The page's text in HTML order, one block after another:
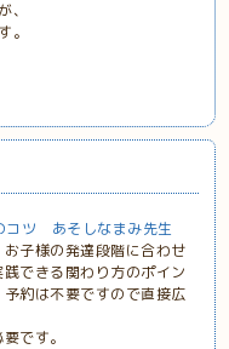
、
。
コツ あそしなまみ先生
子様の発達段階に合わせ
できる関わり方のポイン
約は不要ですので直接広
です。